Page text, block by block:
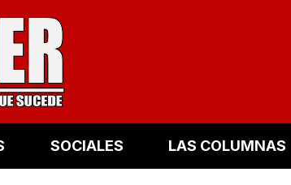
SOCIALES LAS COLUMNAS